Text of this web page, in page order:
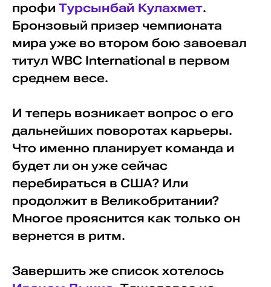
профи Турсынбай Кулахмет.
Бронзовый призер чемпионата
мира уже во втором бою завоевал
титул WBC International в первом
среднем весе.
И теперь возникает вопрос о его
дальнейших поворотах карьеры.
Что именно планирует команда и
будет ли он уже сейчас
перебираться в США? Или
продолжит в Великобритании?
Многое прояснится как только он
вернется в ритм.
Завершить же список хотелось